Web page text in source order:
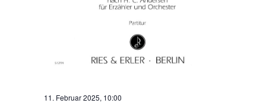
11. Februar 2025, 10:00